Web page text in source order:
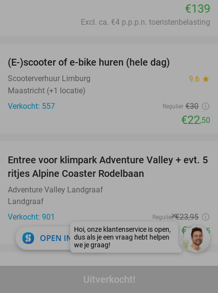
Uitverkocht!
€139
Excl. ca. €4 p.p.p.n. toeristenbelasting
(E-)scooter of e-bike huren (hele dag)
Scooterverhuur Limburg 9.6 star
Maastricht (+1 locatie)
Verkocht: 557
Regulier €30
€22,50
17%
Entree voor klimpark Adventure Valley + evt. 5
ritjes Alpine Coaster Rodelbaan
Adventure Valley Landgraaf
Landgraaf
Verkocht: 901
Regulier €23,95
€19,95
favorite_border
OPEN IN APP close